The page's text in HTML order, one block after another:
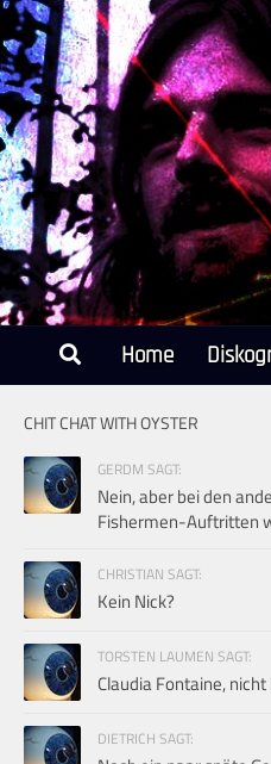
Unter dem Inhalt
Home
CHIT CHAT WITH OYSTER
GERDM SAGT:
Nein, aber bei den
Fishermen-Auftritten
CHRISTIAN SAGT:
Kein Nick?
TORSTEN LAUMEN SAGT:
Claudia Fontaine,
DIETRICH SAGT: